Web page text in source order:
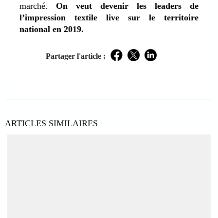
marché. On veut devenir les leaders de
l’impression textile live sur le territoire
national en 2019.
Partager l'article : Facebook
TwitterLinkedIn
ARTICLES SIMILAIRES